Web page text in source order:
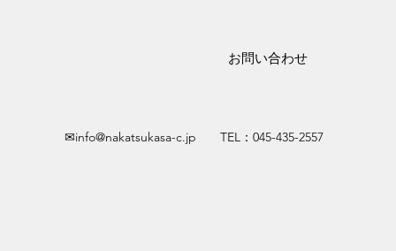
お問い合わせ
✉info@nakatsukasa-c.jp TEL：045-435-2557